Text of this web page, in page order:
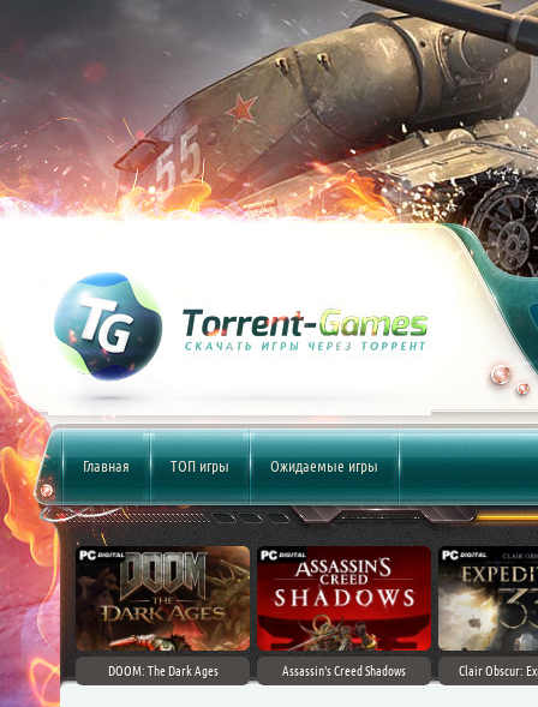
Главная ТОП игры Ожидаемые игры
DOOM: The Dark Ages Assassin's Creed Shadows Clair Obscur: